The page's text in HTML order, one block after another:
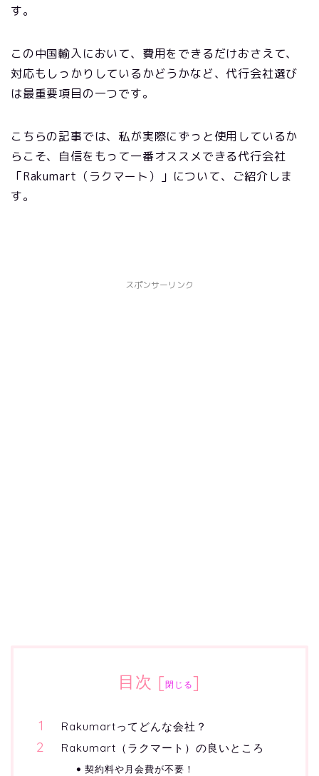
す。
この中国輸入において、費用をできるだけおさえて、
対応もしっかりしているかどうかなど、代行会社選び
は最重要項目の一つです。
こちらの記事では、私が実際にずっと使用しているか
らこそ、自信をもって一番オススメできる代行会社
「Rakumart（ラクマート）」について、ご紹介しま
す。
スポンサーリンク
目次 [閉じる]
Rakumartってどんな会社？
Rakumart（ラクマート）の良いところ
契約料や月会費が不要！